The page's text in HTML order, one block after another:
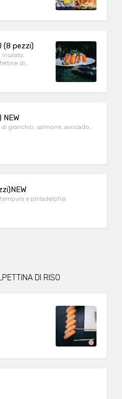
(8 pezzi)
di
NEW
granchio, salmone, avocado,
e philadelphia
DI RISO